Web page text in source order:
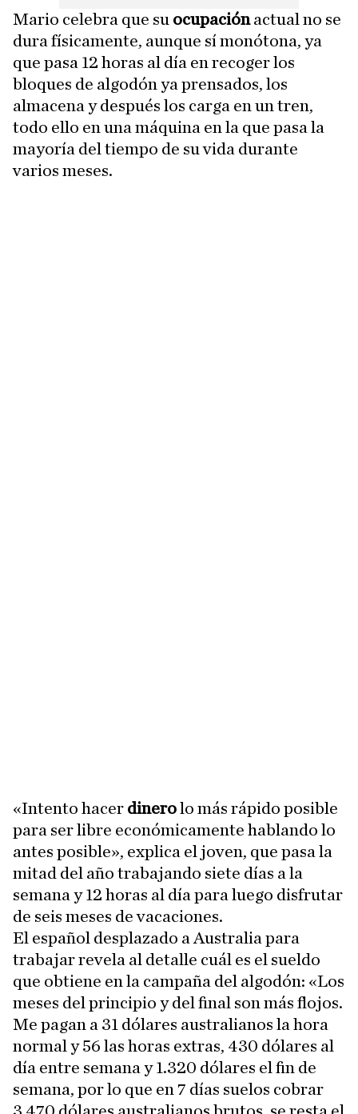
Mario celebra que su ocupaciónactual no se
dura físicamente, aunque sí monótona, ya
que pasa 12 horas al día en recoger los
bloques de algodón ya prensados, los
almacena y después los carga en un tren,
todo ello en una máquina en la que pasa la
mayoría del tiempo de su vida durante
varios meses.
«Intento hacer dinerolo más rápido posible
para ser libre económicamente hablando lo
antes posible», explica el joven, que pasa la
mitad del año trabajando siete días a la
semana y 12 horas al día para luego disfrutar
de seis meses de vacaciones.
El español desplazado a Australia para
trabajar revela al detalle cuál es el sueldo
que obtiene en la campaña del algodón: «Los
meses del principio y del final son más flojos.
Me pagan a 31 dólares australianos la hora
normal y 56 las horas extras, 430 dólares al
día entre semana y 1.320 dólares el fin de
semana, por lo que en 7 días suelos cobrar